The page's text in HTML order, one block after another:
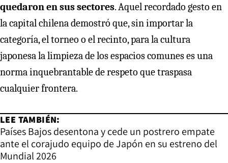
quedaron en sus sectores. Aquel recordado gesto en
la capital chilena demostró que, sin importar la
categoría, el torneo o el recinto, para la cultura
japonesa la limpieza de los espacios comunes es una
norma inquebrantable de respeto que traspasa
cualquier frontera.
LEE TAMBIÉN:
Países Bajos desentona y cede un postrero empate
ante el corajudo equipo de Japón en su estreno del
Mundial 2026